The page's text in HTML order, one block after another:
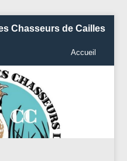
Chasseurs de Cailles
Accueil